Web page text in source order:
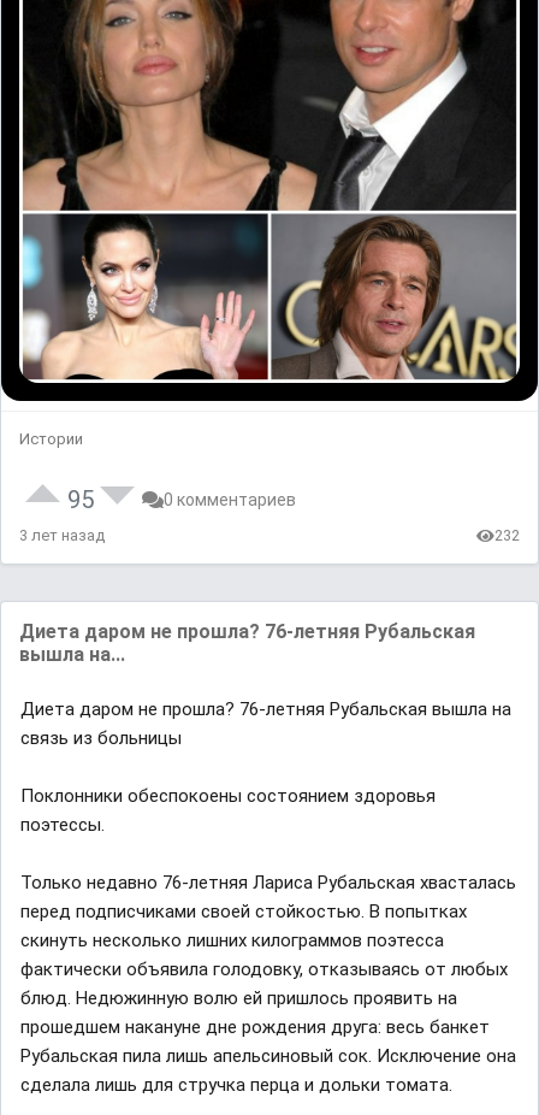
Истории
95 0 комментариев
3 лет назад 232
Диета даром не прошла? 76-летняя Рубальская
вышла на...
Диета даром не прошла? 76-летняя Рубальская вышла на
связь из больницы
Поклонники обеспокоены состоянием здоровья
поэтессы.
Только недавно 76-летняя Лариса Рубальская хвасталась
перед подписчиками своей стойкостью. В попытках
скинуть несколько лишних килограммов поэтесса
фактически объявила голодовку, отказываясь от любых
блюд. Недюжинную волю ей пришлось проявить на
прошедшем накануне дне рождения друга: весь банкет
Рубальская пила лишь апельсиновый сок. Исключение она
сделала лишь для стручка перца и дольки томата.